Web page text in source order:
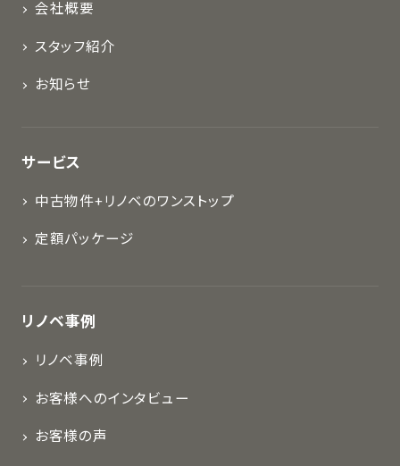
会社概要
スタッフ紹介
お知らせ
サービス
中古物件+リノベのワンストップ
定額パッケージ
リノベ事例
リノベ事例
お客様へのインタビュー
お客様の声